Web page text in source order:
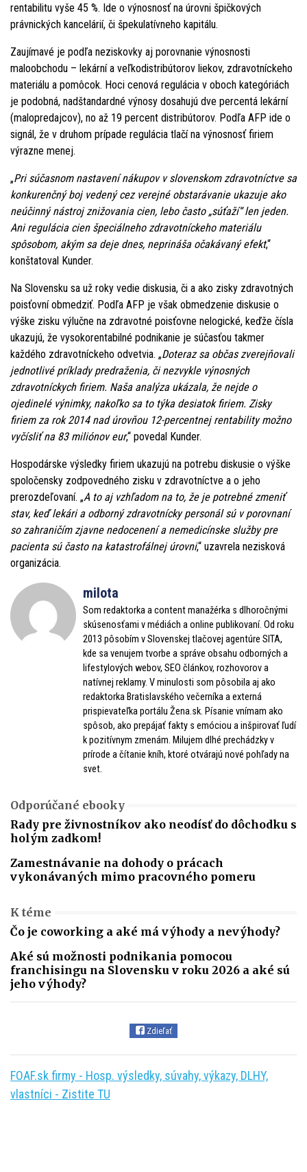
rentabilitu vyše 45 %. Ide o výnosnosť na úrovni špičkových
právnických kancelárií, či špekulatívneho kapitálu.
Zaujímavé je podľa neziskovky aj porovnanie výnosnosti
maloobchodu – lekární a veľkodistribútorov liekov, zdravotníckeho
materiálu a pomôcok. Hoci cenová regulácia v oboch kategóriách
je podobná, nadštandardné výnosy dosahujú dve percentá lekární
(malopredajcov), no až 19 percent distribútorov. Podľa AFP ide o
signál, že v druhom prípade regulácia tlačí na výnosnosť firiem
výrazne menej.
„Pri súčasnom nastavení nákupov v slovenskom zdravotníctve sa
konkurenčný boj vedený cez verejné obstarávanie ukazuje ako
neúčinný nástroj znižovania cien, lebo často „súťaží“ len jeden.
Ani regulácia cien špeciálneho zdravotníckeho materiálu
spôsobom, akým sa deje dnes, neprináša očakávaný efekt,“
konštatoval Kunder.
Na Slovensku sa už roky vedie diskusia, či a ako zisky zdravotných
poisťovní obmedziť. Podľa AFP je však obmedzenie diskusie o
výške zisku výlučne na zdravotné poisťovne nelogické, keďže čísla
ukazujú, že vysokorentabilné podnikanie je súčasťou takmer
každého zdravotníckeho odvetvia. „Doteraz sa občas zverejňovali
jednotlivé príklady predraženia, či nezvykle výnosných
zdravotníckych firiem. Naša analýza ukázala, že nejde o
ojedinelé výnimky, nakoľko sa to týka desiatok firiem. Zisky
firiem za rok 2014 nad úrovňou 12-percentnej rentability možno
vyčísliť na 83 miliónov eur,“ povedal Kunder.
Hospodárske výsledky firiem ukazujú na potrebu diskusie o výške
spoločensky zodpovedného zisku v zdravotníctve a o jeho
prerozdeľovaní. „A to aj vzhľadom na to, že je potrebné zmeniť
stav, keď lekári a odborný zdravotnícky personál sú v porovnaní
so zahraničím zjavne nedocenení a nemedicínske služby pre
pacienta sú často na katastrofálnej úrovni,“ uzavrela nezisková
organizácia.
milota
Som redaktorka a content manažérka s dlhoročnými
skúsenosťami v médiách a online publikovaní. Od roku
2013 pôsobím v Slovenskej tlačovej agentúre SITA,
kde sa venujem tvorbe a správe obsahu odborných a
lifestylových webov, SEO článkov, rozhovorov a
natívnej reklamy. V minulosti som pôsobila aj ako
redaktorka Bratislavského večerníka a externá
prispievateľka portálu Žena.sk. Písanie vnímam ako
spôsob, ako prepájať fakty s emóciou a inšpirovať ľudí
k pozitívnym zmenám. Milujem dlhé prechádzky v
prírode a čítanie kníh, ktoré otvárajú nové pohľady na
svet.
Odporúčané ebooky
Rady pre živnostníkov ako neodísť do dôchodku s
holým zadkom!
Zamestnávanie na dohody o prácach
vykonávaných mimo pracovného pomeru
K téme
Čo je coworking a aké má výhody a nevýhody?
Aké sú možnosti podnikania pomocou
franchisingu na Slovensku v roku 2026 a aké sú
jeho výhody?
Zdieľať
FOAF.sk firmy - Hosp. výsledky, súvahy, výkazy, DLHY,
vlastníci - Zistite TU